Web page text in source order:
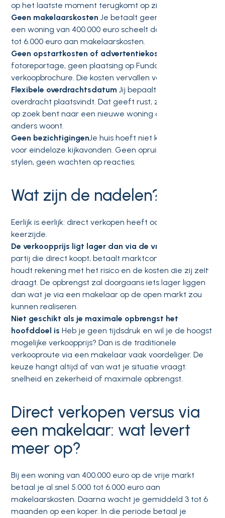
op het laatste moment terugkomt op zijn beslissing.
Geen makelaarskostenJe betaalt geen courtage. Bij
een woning van 400.000 euro scheelt dat al snel 5.000
tot 6.000 euro aan makelaarskosten.
Geen opstartkosten of advertentiekosten
fotoreportage, geen plaatsing op Funda, geen
verkoopbrochure. Die kosten vervallen volledig.
Flexibele overdrachtsdatumJij bepaalt wanneer de
overdracht plaatsvindt. Dat geeft rust, zeker als je nog
op zoek bent naar een nieuwe woning of nog ergens
anders woont.
Geen bezichtigingenJe huis hoeft niet klaar te zijn
voor eindeloze kijkavonden. Geen opruimen, geen
stylen, geen wachten op reacties.
Wat zijn de nadelen?
Eerlijk is eerlijk: direct verkopen heeft ook een
keerzijde.
De verkoopprijs ligt lager dan via de vrije markt
partij die direct koopt, betaalt marktconform maar
houdt rekening met het risico en de kosten die zij zelf
draagt. De opbrengst zal doorgaans iets lager liggen
dan wat je via een makelaar op de open markt zou
kunnen realiseren.
Niet geschikt als je maximale opbrengst het
hoofddoel isHeb je geen tijdsdruk en wil je de hoogst
mogelijke verkoopprijs? Dan is de traditionele
verkooproute via een makelaar vaak voordeliger. De
keuze hangt altijd af van wat je situatie vraagt:
snelheid en zekerheid of maximale opbrengst.
Direct verkopen versus via
een makelaar: wat levert
meer op?
Bij een woning van 400.000 euro op de vrije markt
betaal je al snel 5.000 tot 6.000 euro aan
makelaarskosten. Daarna wacht je gemiddeld 3 tot 6
maanden op een koper. In die periode betaal je